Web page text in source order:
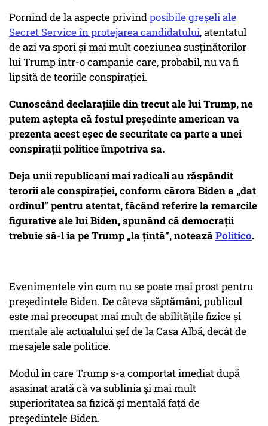
Pornind de la aspecte privindposibile greșeli ale
Secret Service în protejarea candidatului, atentatul
de azi va spori și mai mult coeziunea susținătorilor
lui Trump într-o campanie care, probabil, nu va fi
lipsită de teoriile conspirației.
Cunoscând declarațiile din trecut ale lui Trump, ne
putem aștepta că fostul președinte american va
prezenta acest eșec de securitate ca parte a unei
conspirații politice împotriva sa.
Deja unii republicani mai radicali au răspândit
terorii ale conspirației, conform cărora Biden a „dat
ordinul” pentru atentat, făcând referire la remarcile
figurative ale lui Biden, spunând că democrații
trebuie să-l ia pe Trump „la țintă”, noteazăPolitico.
Evenimentele vin cum nu se poate mai prost pentru
președintele Biden. De câteva săptămâni, publicul
este mai preocupat mai mult de abilitățile fizice și
mentale ale actualului șef de la Casa Albă, decât de
mesajele sale politice.
Modul în care Trump s-a comportat imediat după
asasinat arată că va sublinia și mai mult
superioritatea sa fizică și mentală față de
președintele Biden.